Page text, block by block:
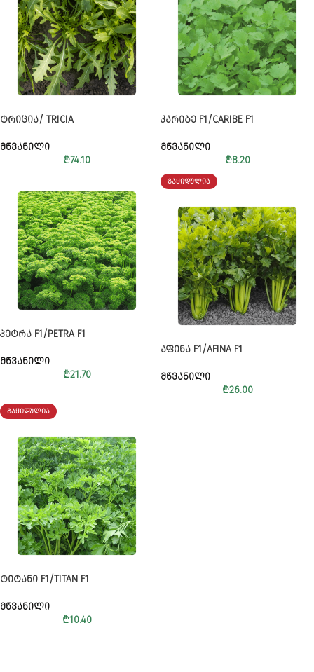
ᲢᲠᲘᲪᲘᲐ/ TRICIA
ᲛᲬᲕᲐᲜᲘᲚᲘ
₾74.10
ᲙᲐᲠᲘᲑᲔ F1/CARIBE F1
ᲛᲬᲕᲐᲜᲘᲚᲘ
₾8.20
ᲞᲔᲢᲠᲐ F1/PETRA F1
ᲛᲬᲕᲐᲜᲘᲚᲘ
₾21.70
ᲒᲐᲧᲘᲓᲣᲚᲘᲐ
ᲐᲤᲘᲜᲐ F1/AFINA F1
ᲛᲬᲕᲐᲜᲘᲚᲘ
₾26.00
ᲒᲐᲧᲘᲓᲣᲚᲘᲐ
ᲢᲘᲢᲐᲜᲘ F1/TITAN F1
ᲛᲬᲕᲐᲜᲘᲚᲘ
₾10.40